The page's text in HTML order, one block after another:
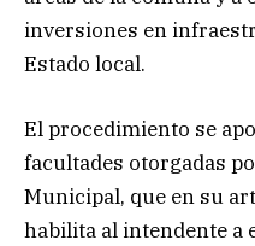
inversiones en
Estado local.
El procedimiento se
facultades otorgadas
Municipal, que en su
habilita al intendente a